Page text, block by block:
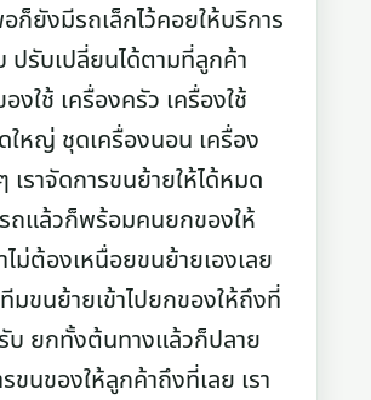
ก็ยังมีรถเล็กไว้คอยให้บริการ
ปรับเปลี่ยนได้ตามที่ลูกค้า
งใช้ เครื่องครัว เครื่องใช้
ใหญ่ ชุดเครื่องนอน เครื่อง
เราจัดการขนย้ายให้ได้หมด
ถแล้วก็พร้อมคนยกของให้
ม่ต้องเหนื่อยขนย้ายเองเลย
มขนย้ายเข้าไปยกของให้ถึงที่
บ ยกทั้งต้นทางแล้วก็ปลาย
ขนของให้ลูกค้าถึงที่เลย เรา